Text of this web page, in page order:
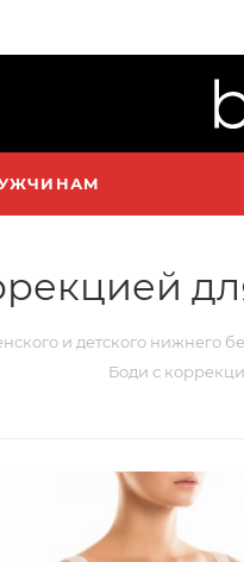
и детского нижнего
Боди с